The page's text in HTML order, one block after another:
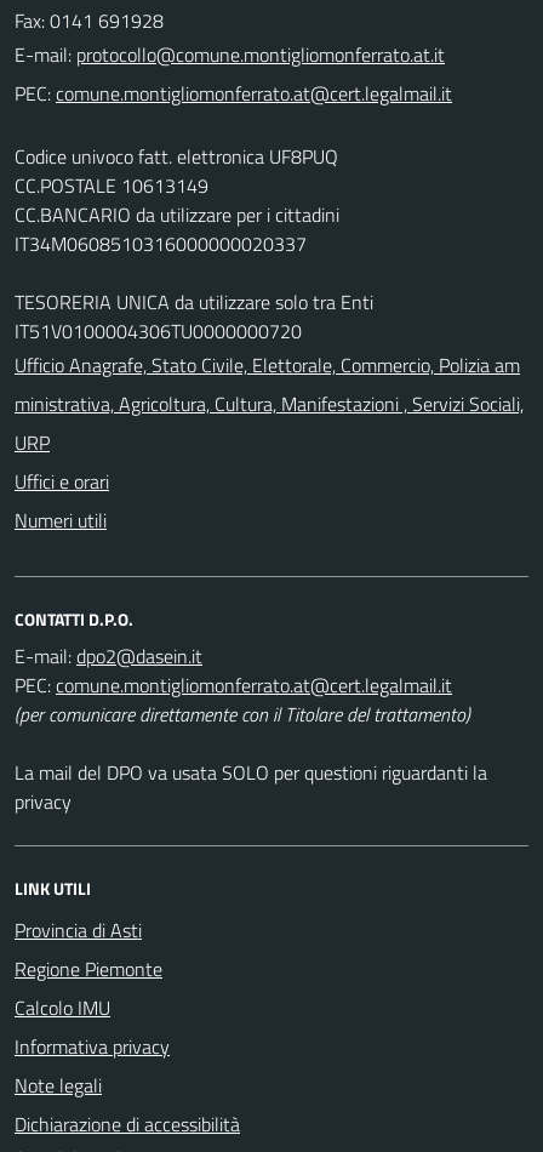
Fax: 0141 691928
E-mail:
PEC:
Codice univoco fatt. elettronica UF8PUQ
CC.POSTALE 10613149
CC.BANCARIO da utilizzare per i cittadini
IT34M0608510316000000020337
TESORERIA UNICA da utilizzare solo tra Enti
IT51V0100004306TU0000000720
Ufficio Anagrafe, Stato Civile, Elettorale, Commercio, Polizia am
ministrativa, Agricoltura, Cultura, Manifestazioni , Servizi Sociali,
URP
Uffici e orari
Numeri utili
CONTATTI D.P.O.
E-mail:
PEC:
(per comunicare direttamente con il Titolare del trattamento)
La mail del DPO va usata SOLO per questioni riguardanti la
privacy
LINK UTILI
Provincia di Asti
Regione Piemonte
Calcolo IMU
Informativa privacy
Note legali
Dichiarazione di accessibilità